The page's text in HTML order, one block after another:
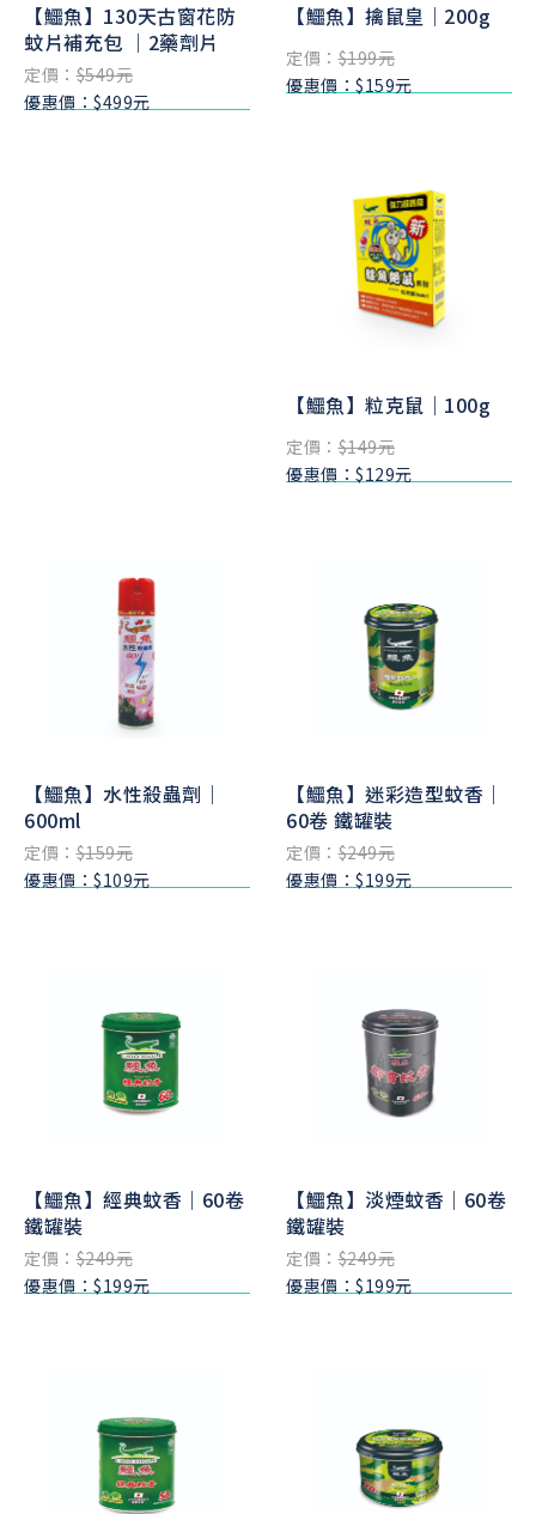
【鱷魚】130天古窗花防
蚊片補充包 ｜2藥劑片
定價：$549元
優惠價：$499元
【鱷魚】擒鼠皇｜200g
定價：$199元
優惠價：$159元
【鱷魚】粒克鼠｜100g
定價：$149元
優惠價：$129元
【鱷魚】水性殺蟲劑｜
600ml
定價：$159元
優惠價：$109元
【鱷魚】迷彩造型蚊香｜
60卷 鐵罐裝
定價：$249元
優惠價：$199元
【鱷魚】經典蚊香｜60卷
鐵罐裝
定價：$249元
優惠價：$199元
【鱷魚】淡煙蚊香｜60卷
鐵罐裝
定價：$249元
優惠價：$199元